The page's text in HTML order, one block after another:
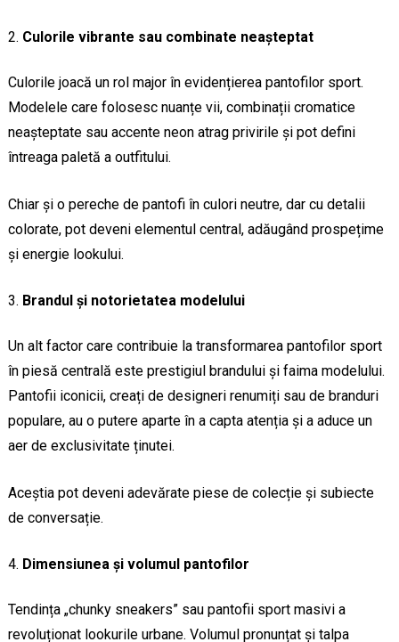
Culorile vibrante sau combinate neașteptat
Culorile joacă un rol major în evidențierea pantofilor sport.
Modelele care folosesc nuanțe vii, combinații cromatice
neașteptate sau accente neon atrag privirile și pot defini
întreaga paletă a outfitului.
Chiar și o pereche de pantofi în culori neutre, dar cu detalii
colorate, pot deveni elementul central, adăugând prospețime
și energie lookului.
Brandul și notorietatea modelului
Un alt factor care contribuie la transformarea pantofilor sport
în piesă centrală este prestigiul brandului și faima modelului.
Pantofii iconicii, creați de designeri renumiți sau de branduri
populare, au o putere aparte în a capta atenția și a aduce un
aer de exclusivitate ținutei.
Aceștia pot deveni adevărate piese de colecție și subiecte
de conversație.
Dimensiunea și volumul pantofilor
Tendința „chunky sneakers” sau pantofii sport masivi a
revoluționat lookurile urbane. Volumul pronunțat și talpa